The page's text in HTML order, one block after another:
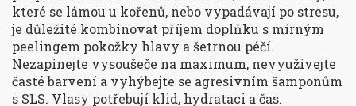
které se lámou u kořenů, nebo vypadávají po stresu,
je důležité kombinovat příjem doplňku s mírným
peelingem pokožky hlavy a šetrnou péčí.
Nezapínejte vysoušeče na maximum, nevyužívejte
časté barvení a vyhýbejte se agresivním šamponům
s SLS. Vlasy potřebují klid, hydrataci a čas.